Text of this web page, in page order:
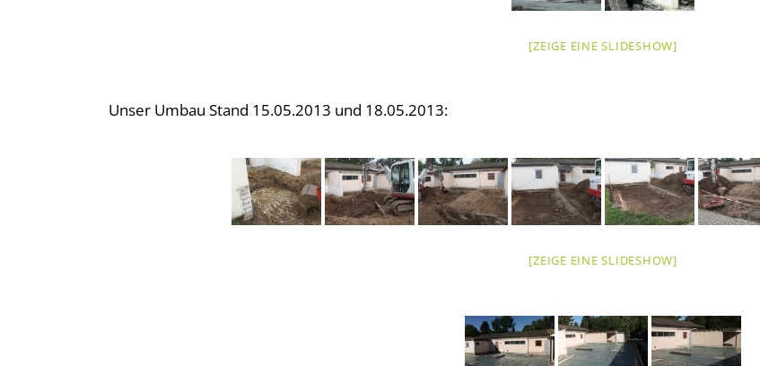
[ZEIGE EINE SLIDESHOW]
Unser Umbau Stand 15.05.2013 und 18.05.2013:
[ZEIGE EINE SLIDESHOW]